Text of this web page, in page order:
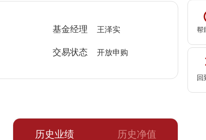
帮
回
基金经理 王泽实
交易状态 开放申购
历史业绩
历史净值